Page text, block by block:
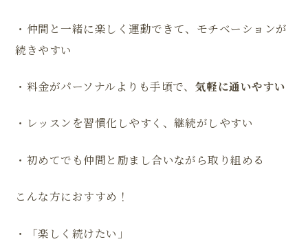
・仲間と一緒に楽しく運動できて、モチベーションが
続きやすい
・料金がパーソナルよりも手頃で、 気軽に通いやすい
・レッスンを習慣化しやすく、継続がしやすい
・初めてでも仲間と励まし合いながら取り組める
こんな方におすすめ！
・「楽しく続けたい」